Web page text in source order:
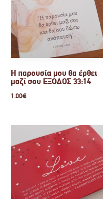
Η παρουσία μου θα έρθει
μαζί σου ΕΞΟΔΟΣ 33:14
1.00€